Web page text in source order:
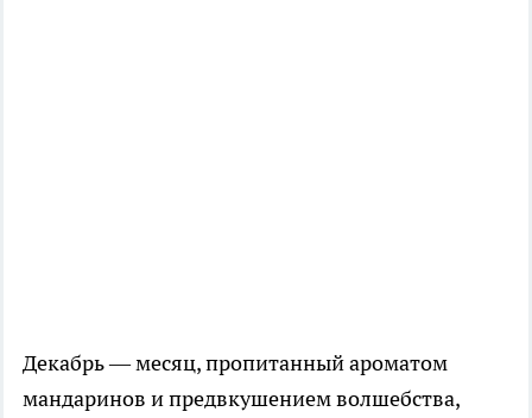
Декабрь — месяц, пропитанный ароматом
мандаринов и предвкушением волшебства,